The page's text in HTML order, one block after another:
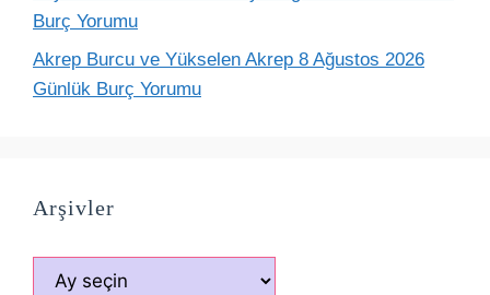
Burç Yorumu
Akrep Burcu ve Yükselen Akrep 8 Ağustos 2026
Günlük Burç Yorumu
Arşivler
Arşivler